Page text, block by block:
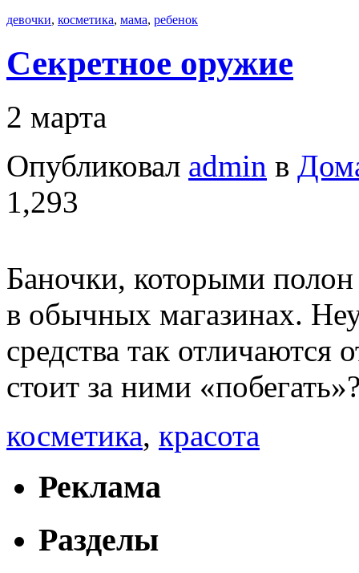
девочки, косметика, мама, ребенок
Секретное оружие
2 марта
Опубликовал admin в
1,293
Баночки, которыми полон
в обычных магазинах.
средства так отличаются
стоит за ними
косметика, красота
Реклама
Разделы